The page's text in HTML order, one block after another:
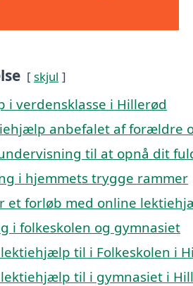
skjul
verdensklasse i Hillerød
anbefalet af forældre
til at opnå dit
i hjemmets trygge rammer
et forløb med online
i folkeskolen og gymnasiet
til i Folkeskolen i
til i gymnasiet i